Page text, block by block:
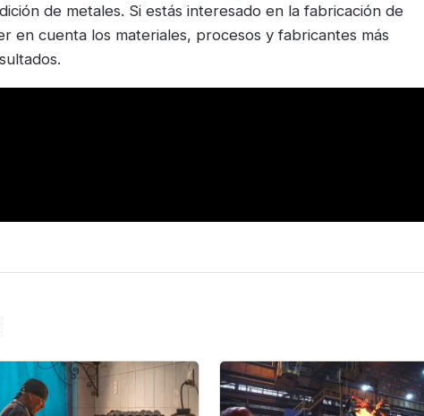
de metales. Si estás interesado en la fabricación de
en cuenta los materiales, procesos y fabricantes más